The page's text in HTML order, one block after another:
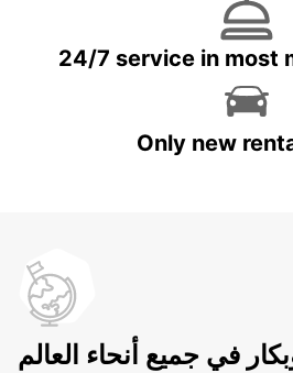
24/7 service in most
Only new
في جميع أنحاء العالم